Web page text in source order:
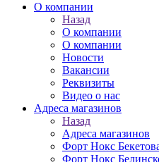
О компании
Назад
О компании
О компании
Новости
Вакансии
Реквизиты
Видео о нас
Адреса магазинов
Назад
Адреса магазинов
Форт Нокс
Форт Нокс